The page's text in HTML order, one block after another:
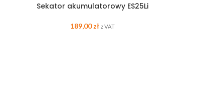
Sekator akumulatorowy ES25Li
189,00zł z VAT